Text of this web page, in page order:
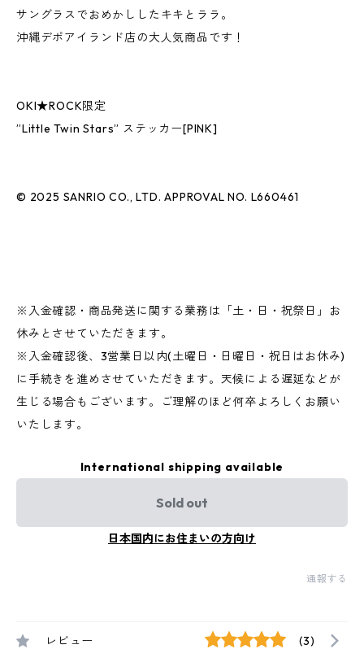
サングラスでおめかししたキキとララ。
沖縄デポアイランド店の大人気商品です！
OKI★ROCK限定
”Little Twin Stars” ステッカー[PINK]
© 2025 SANRIO CO., LTD. APPROVAL NO. L660461
※入金確認・商品発送に関する業務は「土・日・祝祭日」お
休みとさせていただきます。
※入金確認後、3営業日以内(土曜日・日曜日・祝日はお休み)
に手続きを進めさせていただきます。天候による遅延などが
生じる場合もございます。ご理解のほど何卒よろしくお願い
いたします。
International shipping available
Sold out
日本国内にお住まいの方向け
通報する
レビュー (3)